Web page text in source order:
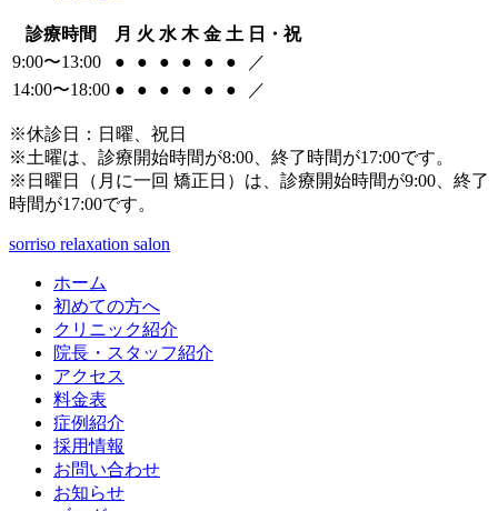
診療時間 月 火 水 木 金 土 日・祝
9:00〜13:00
● ● ● ● ● ●
／
14:00〜18:00 ● ● ● ● ● ● ／
※休診日：日曜、祝日
※土曜は、診療開始時間が8:00、終了時間が17:00です。
※日曜日（月に一回 矯正日）は、診療開始時間が9:00、終了
時間が17:00です。
sorriso relaxation salon
ホーム
初めての方へ
クリニック紹介
院長・スタッフ紹介
アクセス
料金表
症例紹介
採用情報
お問い合わせ
お知らせ